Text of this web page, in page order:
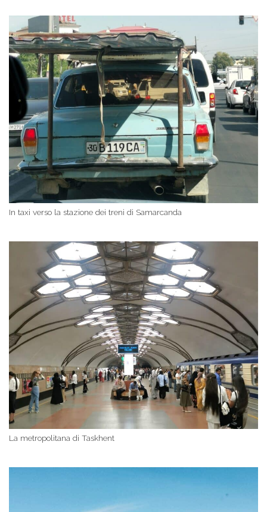
In taxi verso la stazione dei treni di Samarcanda
La metropolitana di Taskhent